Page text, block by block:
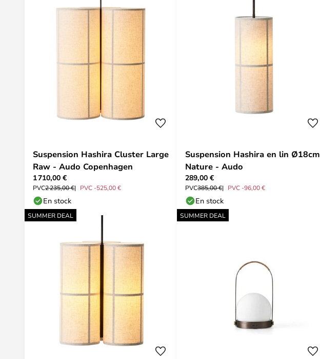
Suspension Hashira Cluster Large
Raw - Audo Copenhagen
1 710,00 €
PVC2 235,00 € PVC -525,00 €
En stock
Suspension Hashira en lin Ø18cm
Nature - Audo
289,00 €
PVC385,00 € PVC -96,00 €
En stock
SUMMER DEAL SUMMER DEAL